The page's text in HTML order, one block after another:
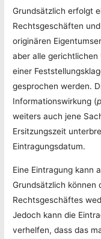
Grundsätzlich erfolgt
Rechtsgeschäften
originären
aber alle gerichtlichen
einer
gesprochen werden.
Informationswirkung (
weiters auch jene
Ersitzungszeit
Eintragungsdatum.
Eine Eintragung kann
Grundsätzlich können
Rechtsgeschäftes
Jedoch kann die
verhelfen, dass das